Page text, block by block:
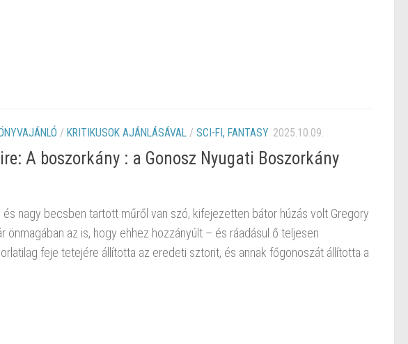
/ KRITIKUSOK AJÁNLÁSÁVAL / SCI-FI, FANTASY 2025.10.09.
A boszorkány : a Gonosz Nyugati Boszorkány
nagy becsben tartott műről van szó, kifejezetten bátor húzás volt Gregory
önmagában az is, hogy ehhez hozzányúlt – és ráadásul ő teljesen
feje tetejére állította az eredeti sztorit, és annak főgonoszát állította a